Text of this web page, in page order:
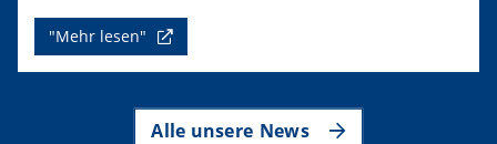
"Mehr lesen"
Alle unsere News